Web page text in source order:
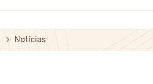
Notícias